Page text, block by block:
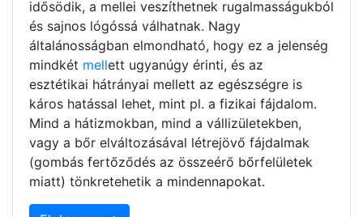
idősödik, a mellei veszíthetnek rugalmasságukból
és sajnos lógóssá válhatnak. Nagy
általánosságban elmondható, hogy ez a jelenség
mindkét mellett ugyanúgy érinti, és az
esztétikai hátrányai mellett az egészségre is
káros hatással lehet, mint pl. a fizikai fájdalom.
Mind a hátizmokban, mind a vállizületekben,
vagy a bőr elváltozásával létrejövő fájdalmak
(gombás fertőződés az összeérő bőrfelületek
miatt) tönkretehetik a mindennapokat.